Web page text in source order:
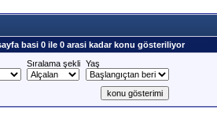
basi 0 ile 0 arasi kadar konu gösteriliyor
Sıralama şekli Yaş